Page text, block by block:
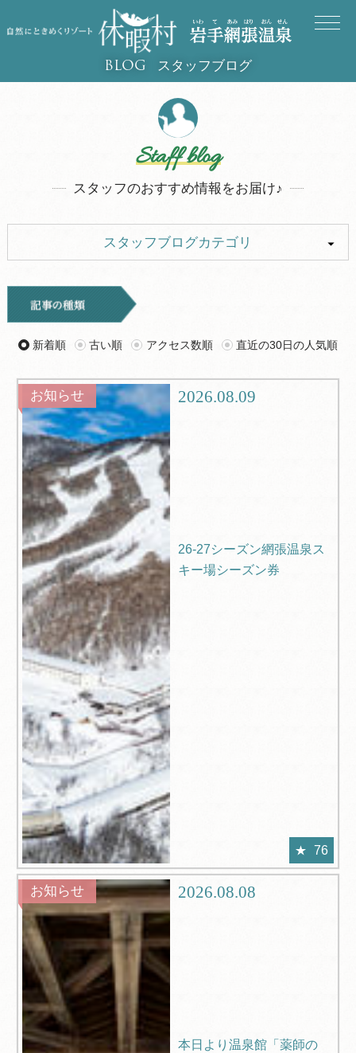
BLOG スタッフブログ
Staff blog
スタッフのおすすめ情報をお届け♪
スタッフブログカテゴリ
イベント
観光 グルメ
ツアー
ブログ
新着順 古い順 アクセス数順 直近の30日の人気順
お知らせ 2026.08.09
26-27シーズン網張温泉ス
キー場シーズン券
76
お知らせ 2026.08.08
本日より温泉館「薬師の